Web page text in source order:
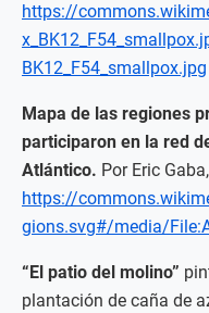
https://
BK12_F54_smallpox.jpg
Mapa de las regiones
participaron en la red
Atlántico. Por Eric
https://
gions.svg#/media/
“El patio del molino”
plantación de caña de